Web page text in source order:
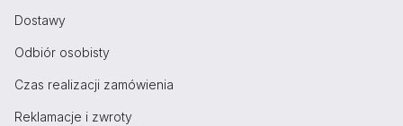
Dostawy
Odbiór osobisty
Czas realizacji zamówienia
Reklamacje i zwroty